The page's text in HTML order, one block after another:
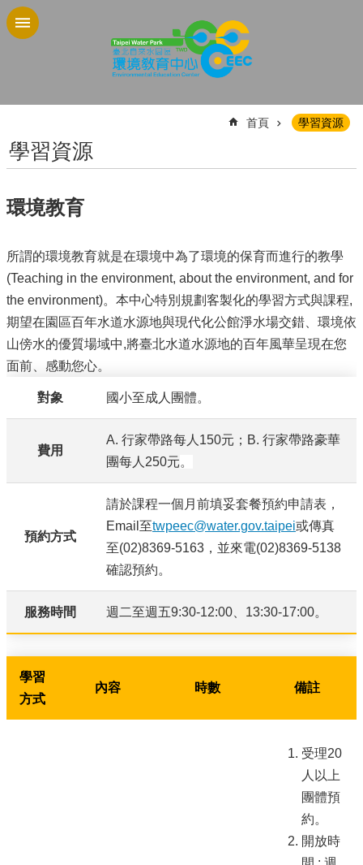
跳到主要內容區塊
首頁 學習資源
學習資源
環境教育
所謂的環境教育就是在環境中為了環境的保育而進行的教學
(Teaching in the environment, about the environment, and for
the environment)。本中心特別規劃客製化的學習方式與課程,
期望在園區百年水道水源地與現代化公館淨水場交錯、環境依
山傍水的優質場域中,將臺北水道水源地的百年風華呈現在您
面前、感動您心。
對象 國小至成人團體。
費用
A. 行家帶路每人150元；B. 行家帶路豪華
團每人250元。
預約方式
請於課程一個月前填妥套餐預約申請表，
Email至twpeec@water.gov.taipei或傳真
至(02)8369-5163，並來電(02)8369-5138
確認預約。
服務時間 週二至週五9:30-12:00、13:30-17:00。
學習
方式
內容 時數 備註
受理20
人以上
團體預
約。
開放時